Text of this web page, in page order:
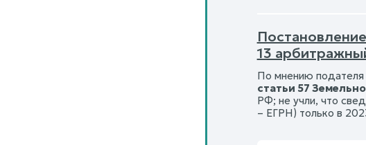
13
По мнению подателя
статьи 57
РФ; не учли, что
– ЕГРН) только в